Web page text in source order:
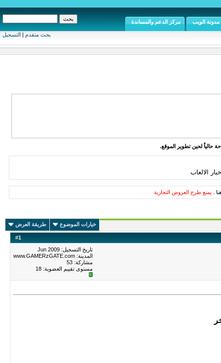
بحث متقدم | التسجيل
مدونة الويب مركز الدعم والمساندة
حالياً لحين تطوير الموقع.
الالعاب
. يمنع طرح العروض التجارية
خيارات الموضوع طريقة العرض
#1
تاريخ التسجيل: Jun 2009
المدينة: www.GAMERzGATE.com
مشاركة: 53
مستوى تقييم العضوية: 18